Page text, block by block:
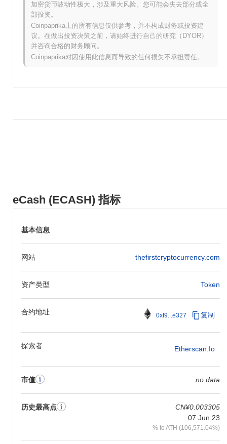
eCash (ECASH) 指标
基本信息
网站 thefirstcryptocurrency.com
资产类型 Token
合约地址 0xf9...e327 复制
探索者 Etherscan.io
市值 no data
历史最高点
CN¥0.003305
07 Jun 23
% to ATH (106,571.04%)
eCash 目前的交易价格低于其ATH
与更广泛的加密市场相比,eCash 的表现如何?
在过去7天里,eCash 上涨了
了0.74%。这表明相对于更广泛的市场势头,ECASH 的价格走势表
现强劲。
加密货币波动性极大，涉及重大风险。您可能会失去部分或全
部投资。
Coinpaprika上的所有信息仅供参考，并不构成财务或投资建
议。在做出投资决策之前，请始终进行自己的研究（DYOR）
并咨询合格的财务顾问。
Coinpaprika对因使用此信息而导致的任何损失不承担责任。